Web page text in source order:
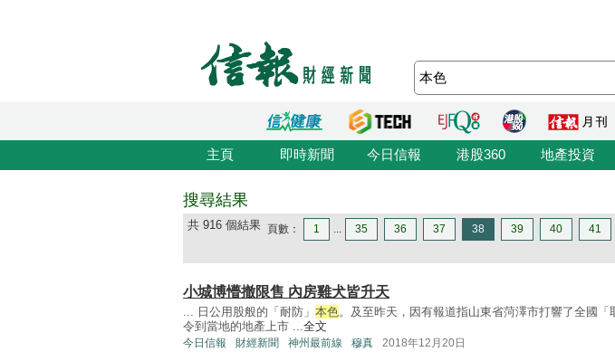
主頁 即時新聞 今日信報 港股360 地產投資
搜尋結果
共 916 個結果 頁數： 1 ... 35 36 37 38 39 40 41
小城博懵撤限售 內房雞犬皆升天
... 日公用股般的「耐防」 本色。及至昨天，因有報道指山東省菏澤市打響了全國「
令到當地的地產上市 ...全文
今日信報 財經新聞 神州最前線 穆真 2018年12月20日